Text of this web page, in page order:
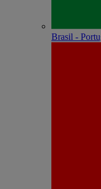
Brasil -